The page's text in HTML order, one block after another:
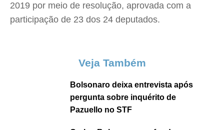
2019 por meio de resolução, aprovada com a
participação de 23 dos 24 deputados.
Veja Também
Bolsonaro deixa entrevista após
pergunta sobre inquérito de
Pazuello no STF